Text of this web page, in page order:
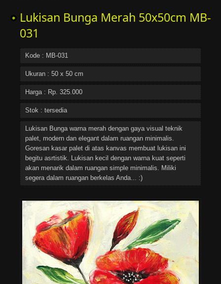
Lukisan Bunga Merah 50x50cm MB-
031
Kode : MB-031
Ukuran : 50 x 50 cm
Harga : Rp. 325.000
Stok : tersedia
Lukisan Bunga warna merah dengan gaya visual teknik
palet, modern dan elegant dalam ruangan minimalis.
Goresan kasar palet di atas kanvas membuat lukisan ini
begitu asrtistik. Lukisan kecil dengan warna kuat seperti
akan menarik dalam ruangan simple minimalis. Miliki
segera dalam ruangan berkelas Anda... :)